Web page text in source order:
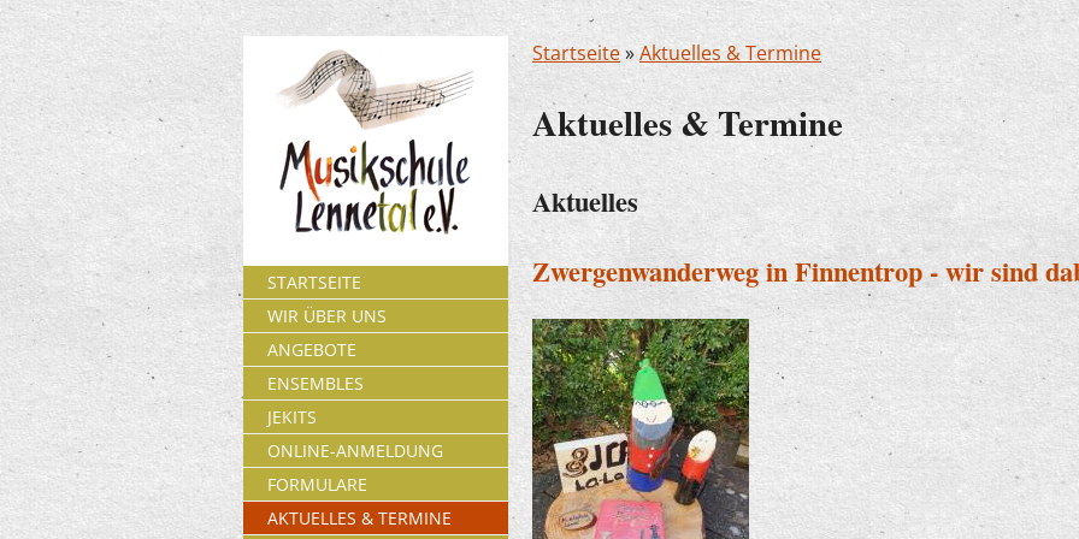
Startseite»Aktuelles & Termine
Aktuelles & Termine
Aktuelles
Zwergenwanderweg in Finnentrop - wir sind
STARTSEITE
WIR ÜBER UNS
ANGEBOTE
ENSEMBLES
JEKITS
ONLINE-ANMELDUNG
FORMULARE
AKTUELLES & TERMINE